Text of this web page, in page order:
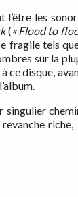
l’être les
(« Flood to
fragile tels
sur la
ce disque,
singulier